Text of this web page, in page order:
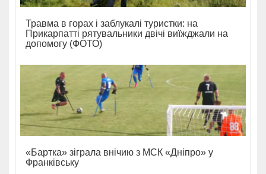
Травма в горах і заблукалі туристки: на
Прикарпатті рятувальники двічі виїжджали на
допомогу (ФОТО)
«Бартка» зіграла внічию з МСК «Дніпро» у
Франківську